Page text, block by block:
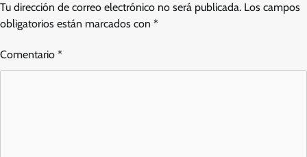
Tu dirección de correo electrónico no será publicada. Los campos
obligatorios están marcados con *
Comentario *